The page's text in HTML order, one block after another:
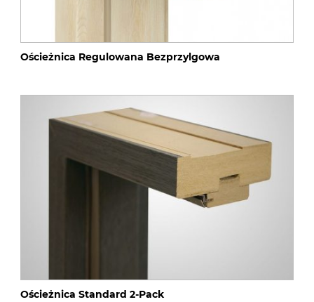
Ościeżnica Regulowana Bezprzylgowa
Ościeżnica Standard 2-Pack